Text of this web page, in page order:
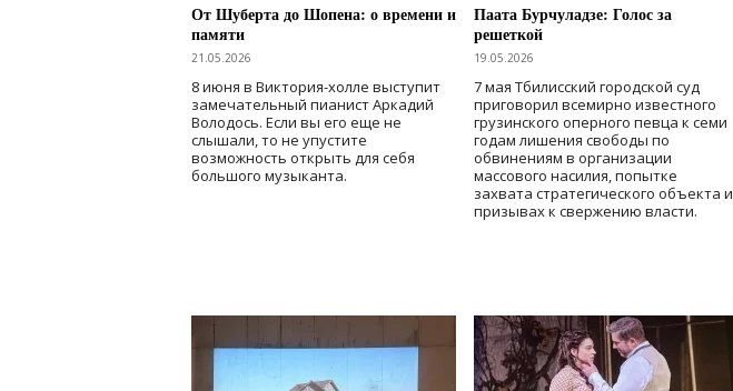
От Шуберта до Шопена: о времени и
памяти
21.05.2026
8 июня в Виктория-холле выступит
замечательный пианист Аркадий
Володось. Если вы его еще не
слышали, то не упустите
возможность открыть для себя
большого музыканта.
Паата Бурчуладзе: Голос за
решеткой
19.05.2026
7 мая Тбилисский городской суд
приговорил всемирно известного
грузинского оперного певца к семи
годам лишения свободы по
обвинениям в организации
массового насилия, попытке
захвата стратегического объекта и
призывах к свержению власти.